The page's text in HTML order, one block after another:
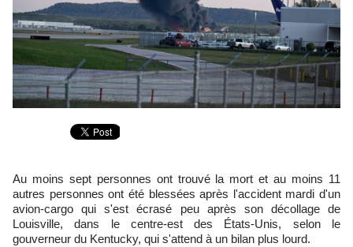
Au moins sept personnes ont trouvé la mort et au moins 11
autres personnes ont été blessées après l'accident mardi d'un
avion-cargo qui s'est écrasé peu après son décollage de
Louisville, dans le centre-est des États-Unis, selon le
gouverneur du Kentucky, qui s'attend à un bilan plus lourd.